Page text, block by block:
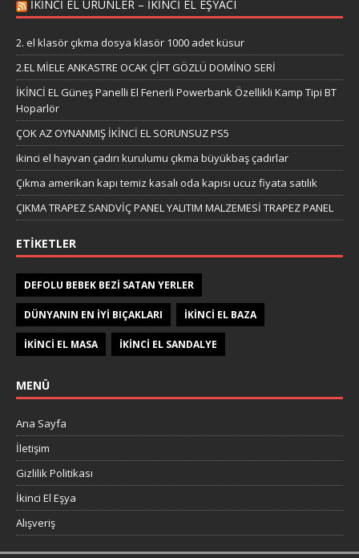
IKINCI EL ÜRÜNLER – IKINCI EL EŞYACI
2. el klasör çıkma dosya klasör 1000 adet küsur
2.EL MİELE ANKASTRE OCAK ÇİFT GÖZLÜ DOMİNO SERİ
İKİNCİ EL Güneş Panelli El Fenerli Powerbank Özellikli Kamp Tipi BT
Hoparlör
ÇOK AZ OYNANMIŞ İKİNCİ EL SORUNSUZ PS5
ikinci el hayvan çadırı kurulumu çıkma büyükbaş çadırlar
Çıkma amerikan kapı temiz kasalı oda kapısı ucuz fiyata satılık
ÇIKMA TRAPEZ SANDVİÇ PANEL YALITIM MALZEMESİ TRAPEZ PANEL
ETIKETLER
DEFOLU BEBEK BEZI SATAN YERLER
DÜNYANIN EN IYI BIÇAKLARI IKINCI EL BAZA
IKINCI EL MASA IKINCI EL SANDALYE
MENÜ
Ana Sayfa
İletişim
Gizlilik Politikası
İkinci El Eşya
Alışveriş